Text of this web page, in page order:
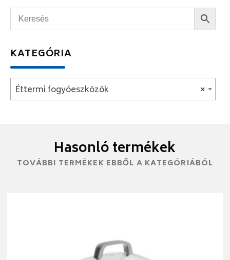
KATEGÓRIA
×
Éttermi fogyóeszközök
Hasonló termékek
TOVÁBBI TERMÉKEK EBBŐL A KATEGÓRIÁBÓL